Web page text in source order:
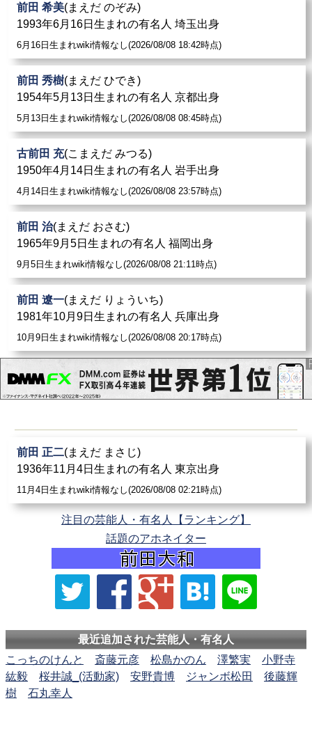
前田 希美(まえだ のぞみ)
1993年6月16日生まれの有名人 埼玉出身
6月16日生まれwiki情報なし(2026/08/08 18:42時点)
前田 秀樹(まえだ ひでき)
1954年5月13日生まれの有名人 京都出身
5月13日生まれwiki情報なし(2026/08/08 08:45時点)
古前田 充(こまえだ みつる)
1950年4月14日生まれの有名人 岩手出身
4月14日生まれwiki情報なし(2026/08/08 23:57時点)
前田 治(まえだ おさむ)
1965年9月5日生まれの有名人 福岡出身
9月5日生まれwiki情報なし(2026/08/08 21:11時点)
前田 遼一(まえだ りょういち)
1981年10月9日生まれの有名人 兵庫出身
10月9日生まれwiki情報なし(2026/08/08 20:17時点)
前田 正二(まえだ まさじ)
1936年11月4日生まれの有名人 東京出身
11月4日生まれwiki情報なし(2026/08/08 02:21時点)
注目の芸能人・有名人【ランキング】
話題のアホネイター
最近追加された芸能人・有名人
こっちのけんと
斎藤元彦 松島かのん 澤繁実
小野寺
紘毅
桜井誠_(活動家) 安野貴博 ジャンボ松田
後藤輝
樹
石丸幸人